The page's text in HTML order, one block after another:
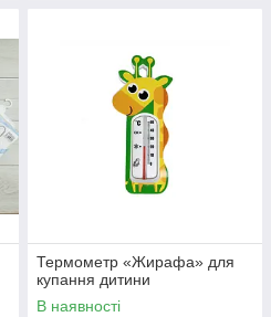
Термометр «Жирафа» для
купання дитини
В наявності